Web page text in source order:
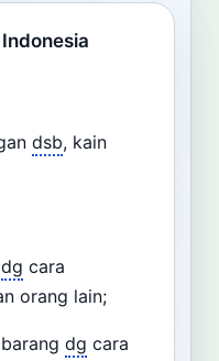
dsb, kain
dg cara
orang lain;
dg cara